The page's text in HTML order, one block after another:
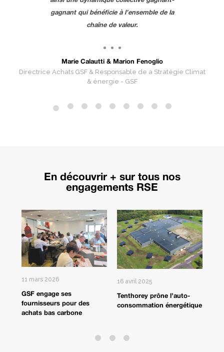
gagnant qui bénéficie à l’ensemble de la
chaîne de valeur.
Marie Calautti & Marion Fenoglio
Directrice Achats GSF & Responsable de a Stratégie Climat
& énergie - GSF
En découvrir + sur tous nos
engagements RSE
11 mars 2026
GSF engage ses
fournisseurs pour des
achats bas carbone
16 avril 2025
Tenthorey prône l’auto-
consommation énergétique